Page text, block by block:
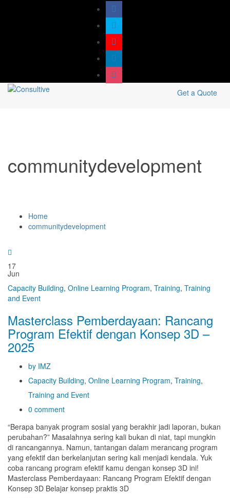
Get a Quote
communitydevelopment
Home
communitydevelopment
17
Jun
Capacity Building, Online Learning Program, Training, Training
and Event
Masterclass Pemberdayaan: Rancang
Program Efektif dengan Konsep 3D –
2025
by IMZ
Capacity Building, Online Learning Program, Training,
Training and Event
0 comment
“Berapa banyak program sosial yang berakhir jadi laporan, bukan
perubahan?” Masalahnya sering kali bukan di niat, tapi mungkin
di rancangannya. Namun, tantangan dalam merancang program
yang efektif dan berkelanjutan sering kali menjadi kendala. Yuk
coba rancang program efektif kamu dengan konsep 3D ini!
Masterclass Pemberdayaan: Rancang Program Efektif dengan
Konsep 3D Belajar konsep praktis 3D